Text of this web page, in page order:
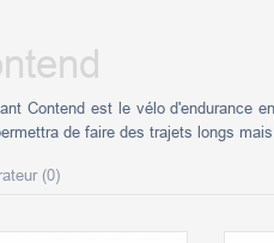
Contend est le vélo d'endurance
de faire des trajets longs
(0)